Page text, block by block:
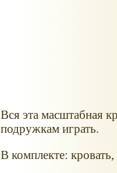
Вся эта масштабная
подружкам играть.
В комплекте: